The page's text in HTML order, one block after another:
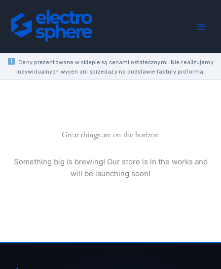
content
Ceny prezentowane w sklepie są cenami ostatecznymi. Nie realizujemy
indywidualnych wycen ani sprzedaży na podstawie faktury proforma.
Great things are on the horizon
Something big is brewing! Our store is in the works and
will be launching soon!